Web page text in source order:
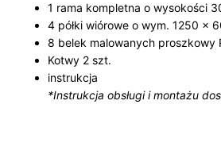
1 rama kompletna o wysokości
4 półki wiórowe o wym. 1250 x
8 belek malowanych proszkowy
Kotwy 2 szt.
instrukcja
*Instrukcja obsługi i montażu